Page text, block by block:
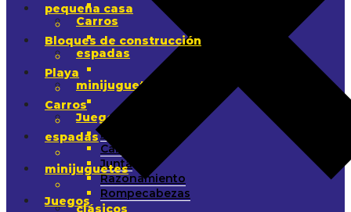
Carros
espadas
minijuguetes
Juegos
Paso
Cartas
Junta
Razonamiento
Rompecabezas
clásicos
pequeña casa
Bloques de construcción
Playa
Carros
espadas
minijuguetes
Juegos